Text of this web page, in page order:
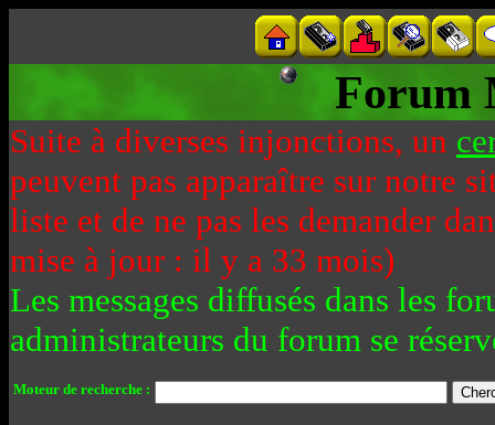
Forum
Suite à diverses injonctions, un
peuvent pas apparaître sur notre
liste et de ne pas les demander
mise à jour : il y a 33 mois)
Les messages diffusés dans les
administrateurs du forum se
Moteur de recherche :